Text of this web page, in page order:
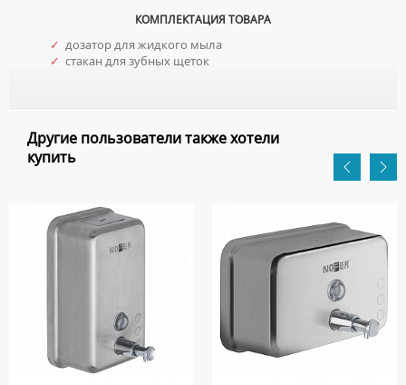
КОМПЛЕКТАЦИЯ ТОВАРА
✓ дозатор для жидкого мыла
✓ стакан для зубных щеток
Другие пользователи также хотели
купить